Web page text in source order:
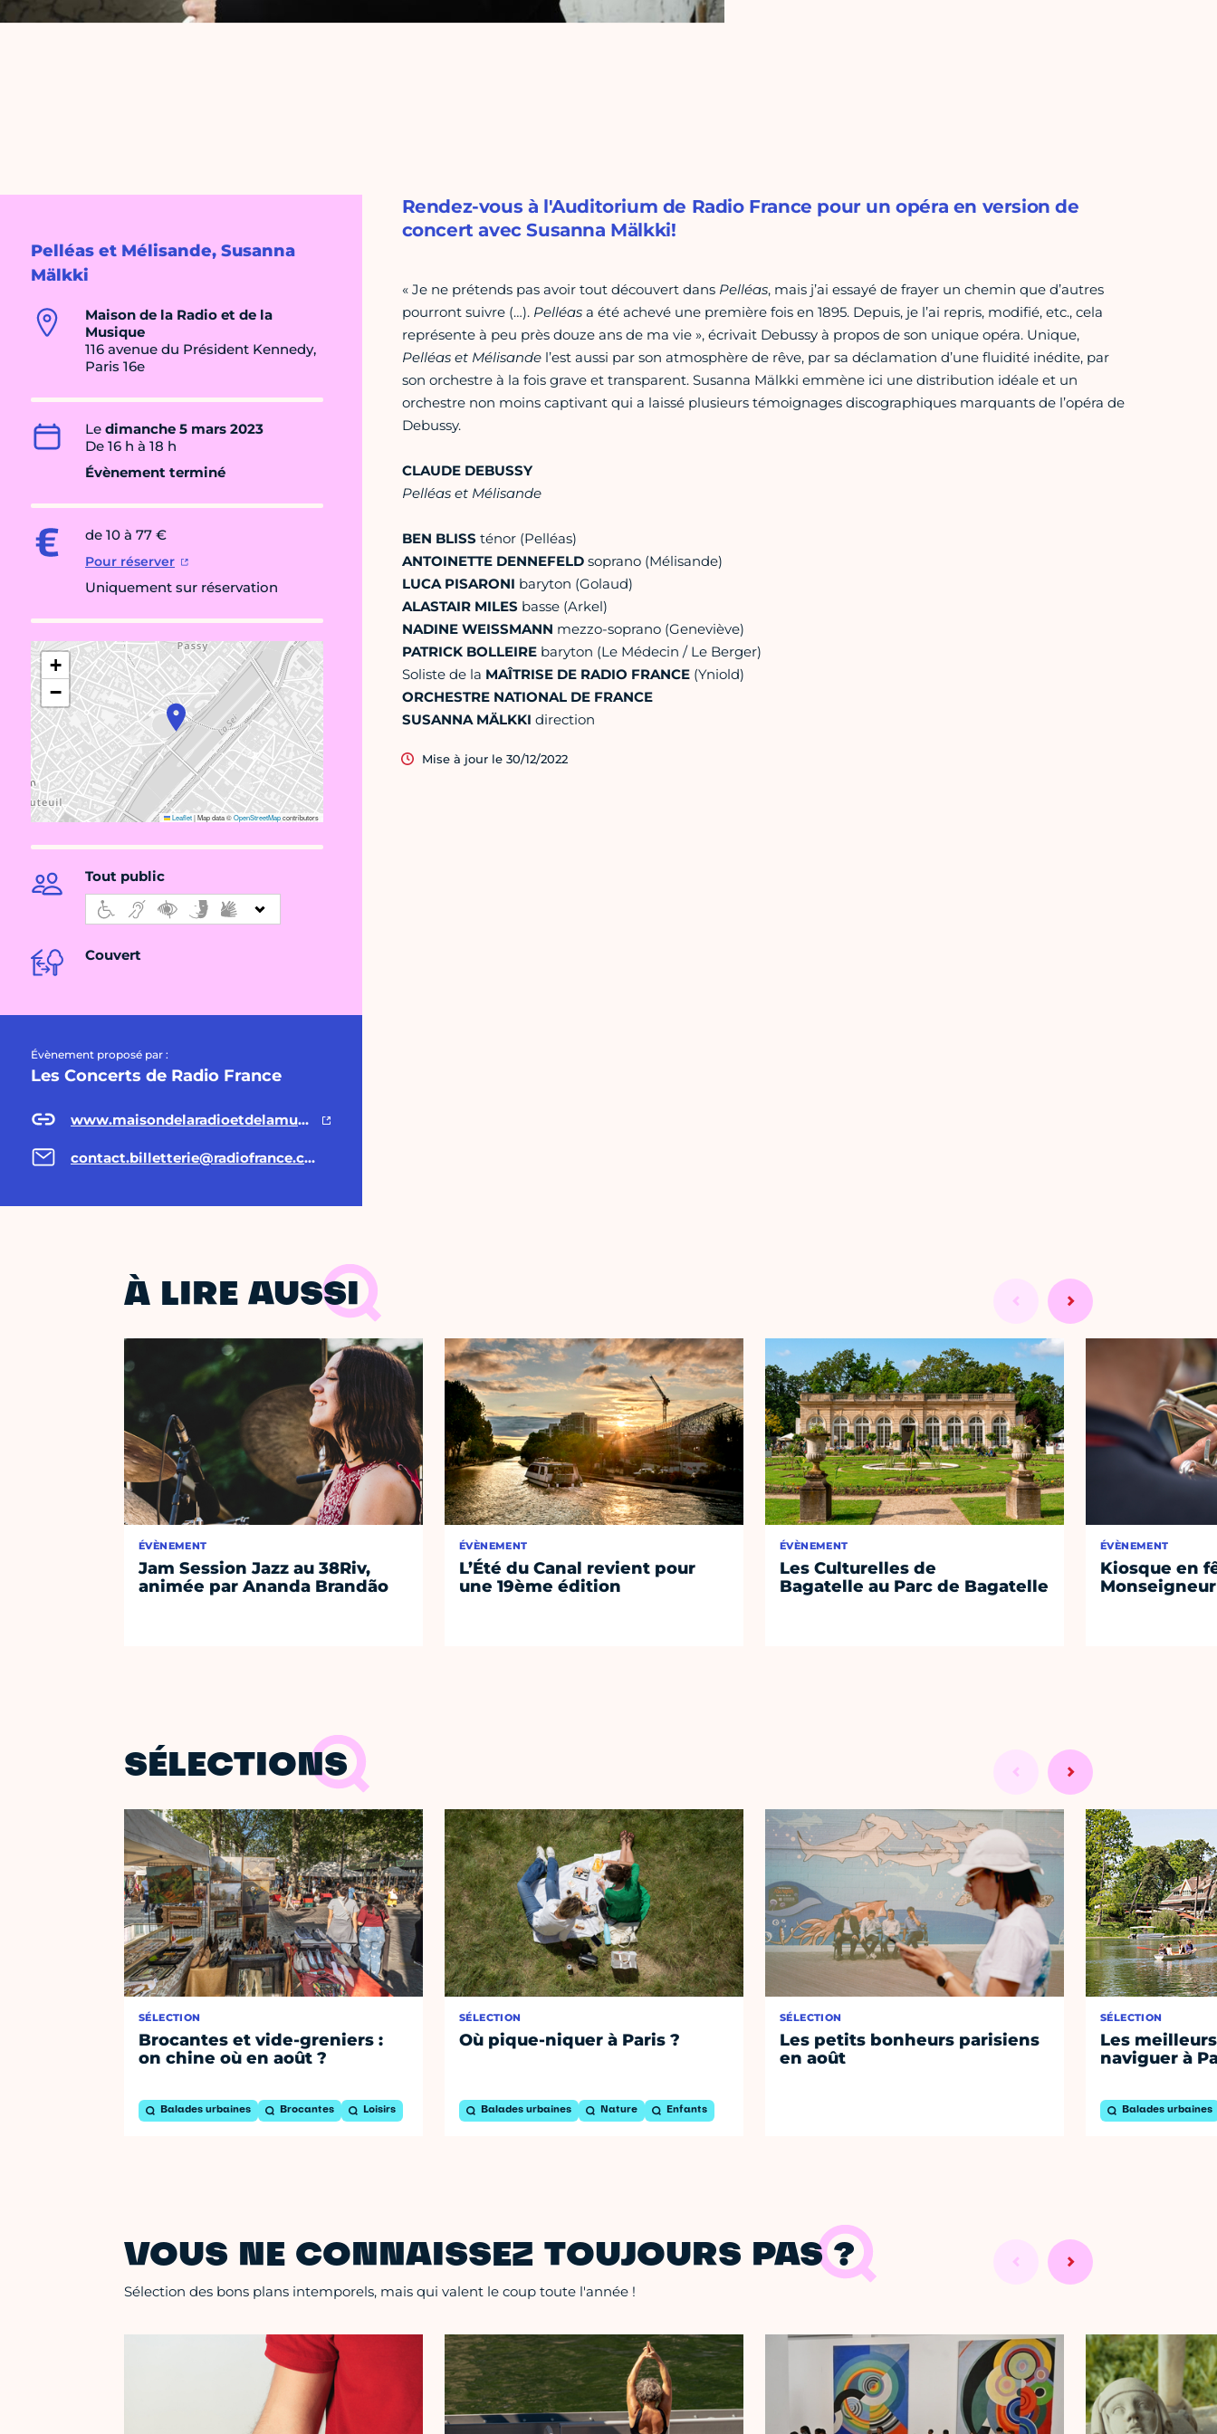
Pelléas et Mélisande, Susanna
Mälkki
Maison de la Radio et de la
Musique
116 avenue du Président Kennedy,
Paris 16e
Le dimanche 5 mars 2023
De 16 h à 18 h
Évènement terminé
de 10 à 77 €
Pour réserver
Uniquement sur réservation
+
−
Leaflet|Map data ©OpenStreetMapcontributors
Tout public
Couvert
Évènement proposé par :
Les Concerts de Radio France
www.maisondelaradioetdelamusique.fr
contact.billetterie@radiofrance.com
Rendez-vous à l'Auditorium de Radio France pour un opéra en version de
concert avec Susanna Mälkki!
« Je ne prétends pas avoir tout découvert dans Pelléas, mais j’ai essayé de frayer un chemin que d’autres
pourront suivre (…). Pelléasa été achevé une première fois en 1895. Depuis, je l’ai repris, modifié, etc., cela
représente à peu près douze ans de ma vie », écrivait Debussy à propos de son unique opéra. Unique,
Pelléas et Mélisandel’est aussi par son atmosphère de rêve, par sa déclamation d’une fluidité inédite, par
son orchestre à la fois grave et transparent. Susanna Mälkki emmène ici une distribution idéale et un
orchestre non moins captivant qui a laissé plusieurs témoignages discographiques marquants de l’opéra de
Debussy.
CLAUDE DEBUSSY
Pelléas et Mélisande
BEN BLISS ténor (Pelléas)
ANTOINETTE DENNEFELD soprano (Mélisande)
LUCA PISARONI baryton (Golaud)
ALASTAIR MILESbasse (Arkel)
NADINE WEISSMANN mezzo-soprano (Geneviève)
PATRICK BOLLEIRE baryton (Le Médecin / Le Berger)
Soliste de la MAÎTRISE DE RADIO FRANCE(Yniold)
ORCHESTRE NATIONAL DE FRANCE
SUSANNA MÄLKKI direction
Mise à jour le 30/12/2022
À LIRE AUSSI
ÉVÈNEMENT
Jam Session Jazz au 38Riv,
animée par Ananda Brandão
ÉVÈNEMENT
L’Été du Canal revient pour
une 19ème édition
ÉVÈNEMENT
Les Culturelles de
Bagatelle au Parc de Bagatelle
ÉVÈNEMENT
Kiosque en
SÉLECTIONS
SÉLECTION
Brocantes et vide-greniers :
on chine où en août ?
Balades urbaines Brocantes Loisirs
SÉLECTION
Où pique-niquer à Paris ?
Balades urbaines Nature Enfants
SÉLECTION
Les petits bonheurs parisiens
en août
SÉLECTION
Les
naviguer à
Balades urbaines
VOUS NE CONNAISSEZ TOUJOURS PAS ?
Sélection des bons plans intemporels, mais qui valent le coup toute l'année !